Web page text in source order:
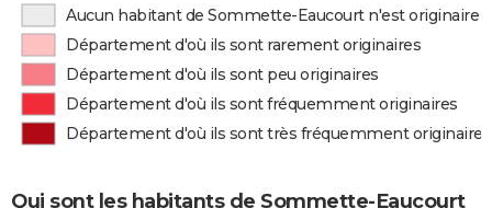
Aucun habitant de Sommette-Eaucourt n'est originaire
Département d'où ils sont rarement originaires
Département d'où ils sont peu originaires
Département d'où ils sont fréquemment originaires
Département d'où ils sont très fréquemment originaires
Qui sont les habitants de Sommette-Eaucourt